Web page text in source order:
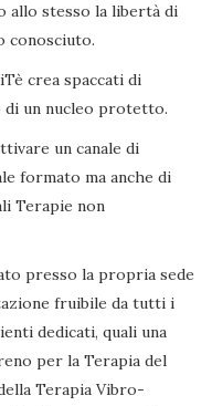
allo stesso la libertà di
conosciuto.
crea spaccati di
un nucleo protetto.
un canale di
formato ma anche di
Terapie non
presso la propria sede
fruibile da tutti i
dedicati, quali una
per la Terapia del
Terapia Vibro-